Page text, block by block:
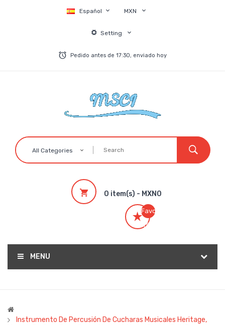
Español MXN
Setting
Pedido antes de 17:30, enviado hoy
All Categories
0 item(s) - MXN0
Favoritos
(0)
MENU
Instrumento De Percusión De Cucharas Musicales Heritage,